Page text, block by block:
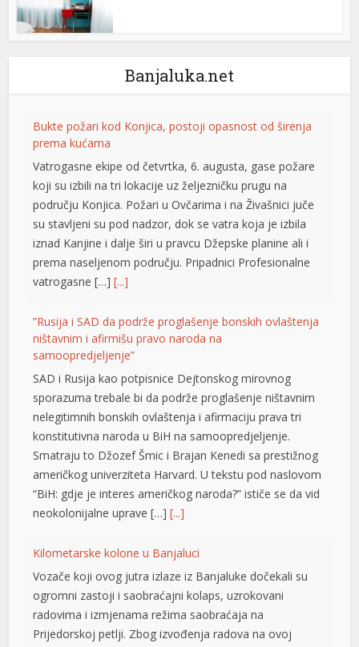
Banjaluka.net
Bukte požari kod Konjica, postoji opasnost od širenja
prema kućama
Vatrogasne ekipe od četvrtka, 6. augusta, gase požare
koji su izbili na tri lokacije uz željezničku prugu na
području Konjica. Požari u Ovčarima i na Živašnici juče
su stavljeni su pod nadzor, dok se vatra koja je izbila
iznad Kanjine i dalje širi u pravcu Džepske planine ali i
prema naseljenom području. Pripadnici Profesionalne
vatrogasne […][...]
”Rusija i SAD da podrže proglašenje bonskih ovlaštenja
ništavnim i afirmišu pravo naroda na
samoopredjeljenje”
SAD i Rusija kao potpisnice Dejtonskog mirovnog
sporazuma trebale bi da podrže proglašenje ništavnim
nelegitimnih bonskih ovlaštenja i afirmaciju prava tri
konstitutivna naroda u BiH na samoopredjeljenje.
Smatraju to Džozef Šmic i Brajan Kenedi sa prestižnog
američkog univerziteta Harvard. U tekstu pod naslovom
“BiH: gdje je interes američkog naroda?” ističe se da vid
neokolonijalne uprave […][...]
Kilometarske kolone u Banjaluci
Vozače koji ovog jutra izlaze iz Banjaluke dočekali su
ogromni zastoji i saobraćajni kolaps, uzrokovani
radovima i izmjenama režima saobraćaja na
Prijedorskoj petlji. Zbog izvođenja radova na ovoj